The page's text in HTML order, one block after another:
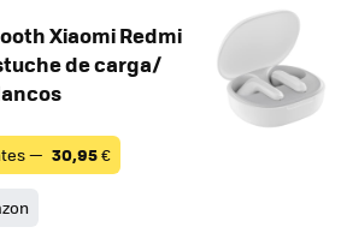
Xiaomi Redmi
de carga/
— 30,95€